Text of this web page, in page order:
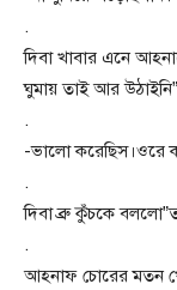
.
দিবা খাবার এনে
ঘুমায় তাই আর উঠাইনি”
.
-ভালো করেছিস।ওরে
.
দিবা ব্রু কুঁচকে
.
আহনাফ চোরের মতন